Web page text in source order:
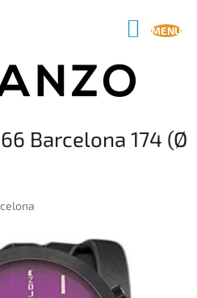
KOSÁR
Barcelona 174 (Ø